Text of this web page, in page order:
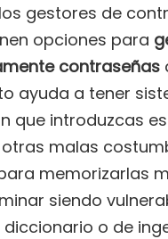
gestores de
opciones para
contraseñas
ayuda a tener
que introduzcas
malas
memorizarlas
siendo
o de